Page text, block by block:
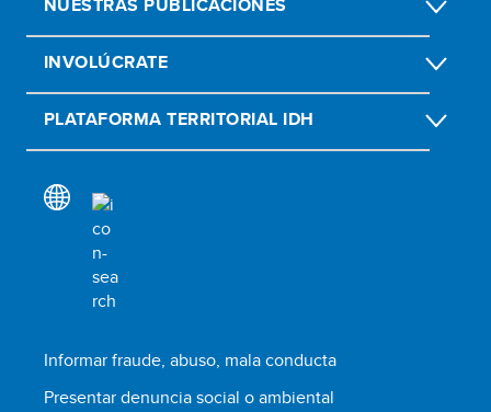
INVOLÚCRATE
PLATAFORMA TERRITORIAL IDH
Informar fraude, abuso, mala conducta
Presentar denuncia social o ambiental